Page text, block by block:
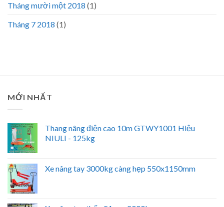
Tháng mười một 2018 (1)
Tháng 7 2018 (1)
MỚI NHẤT
Thang nâng điện cao 10m GTWY1001 Hiệu
NIULI - 125kg
Xe nâng tay 3000kg càng hẹp 550x1150mm